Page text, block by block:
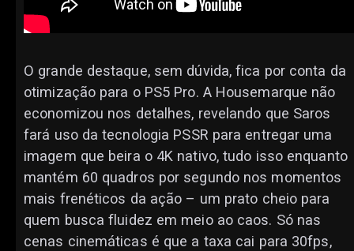
O grande destaque, sem dúvida, fica por conta da
otimização para o PS5 Pro. A Housemarque não
economizou nos detalhes, revelando que Saros
fará uso da tecnologia PSSR para entregar uma
imagem que beira o 4K nativo, tudo isso enquanto
mantém 60 quadros por segundo nos momentos
mais frenéticos da ação – um prato cheio para
quem busca fluidez em meio ao caos. Só nas
cenas cinemáticas é que a taxa cai para 30fps,